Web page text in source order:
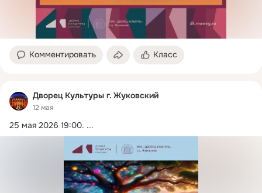
Комментировать Класс
Дворец Культуры г. Жуковский
12 мая
25 мая 2026 19:00. ...